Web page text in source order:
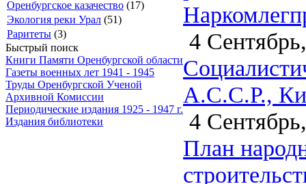
Оренбургское казачество (17)
Экология реки Урал (51)
Раритеты (3)
Быстрый поиск
Книги Памяти Оренбургской области
Газеты военных лет 1941 - 1945
Труды Оренбургской Ученой
Архивной Комиссии
Периодические издания 1925 - 1947 г.
Издания библиотеки
4
А.С.С.Р.,
4
План